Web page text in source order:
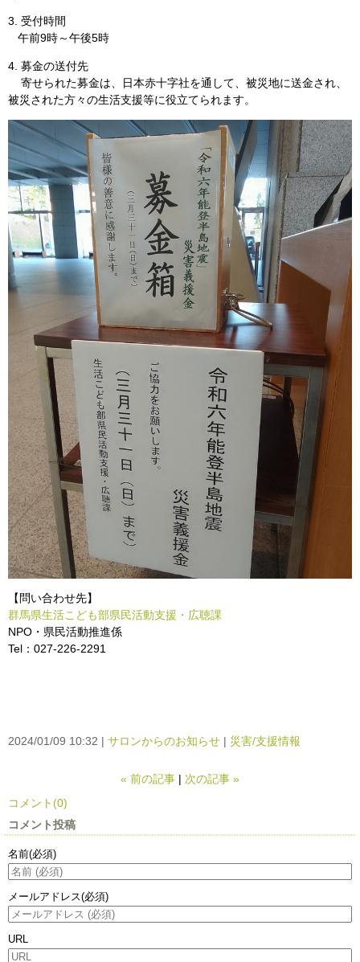
3. 受付時間
午前9時～午後5時
4. 募金の送付先
寄せられた募金は、日本赤十字社を通して、被災地に送金され、
被災された方々の生活支援等に役立てられます。
【問い合わせ先】
群馬県生活こども部県民活動支援・広聴課
NPO・県民活動推進係
Tel：027-226-2291
2024/01/09 10:32 サロンからのお知らせ 災害/支援情報
« 前の記事 次の記事 »
コメント(0)
コメント投稿
名前(必須)
メールアドレス(必須)
URL